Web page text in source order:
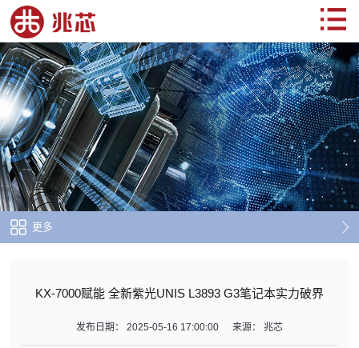
更多
KX-7000赋能 全新紫光UNIS L3893 G3笔记本实力破界
发布日期： 2025-05-16 17:00:00 来源： 兆芯